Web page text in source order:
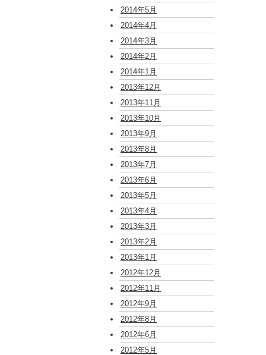
2014年5月
2014年4月
2014年3月
2014年2月
2014年1月
2013年12月
2013年11月
2013年10月
2013年9月
2013年8月
2013年7月
2013年6月
2013年5月
2013年4月
2013年3月
2013年2月
2013年1月
2012年12月
2012年11月
2012年9月
2012年8月
2012年6月
2012年5月